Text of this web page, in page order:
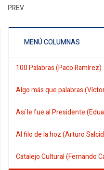
PREV
MENÚ COLUMNAS
100 Palabras (Paco Ramírez)
Algo más que palabras
Así le fue al Presidente
Al filo de la hoz (Arturo
Catalejo Cultural (Fernando